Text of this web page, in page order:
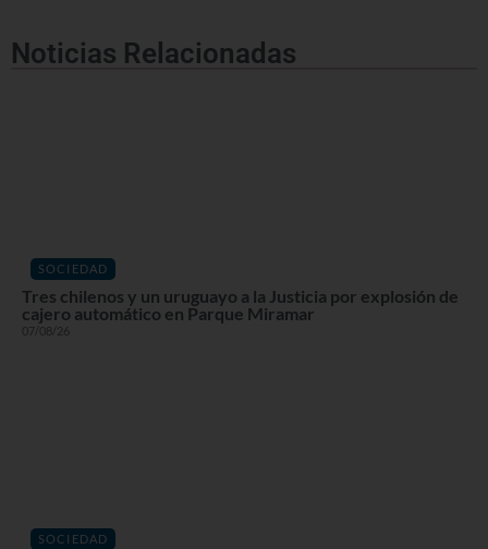
Noticias Relacionadas
SOCIEDAD
Tres chilenos y un uruguayo a la Justicia por explosión de
cajero automático en Parque Miramar
07/08/26
SOCIEDAD